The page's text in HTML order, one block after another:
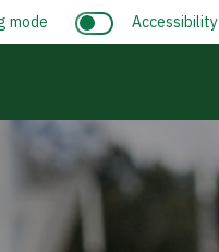
mode Accessibility